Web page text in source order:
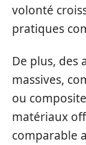
volonté
pratiques
De plus, des
massives,
ou
matériaux
comparable